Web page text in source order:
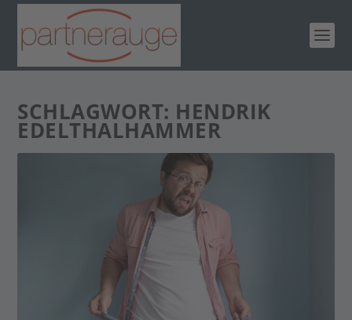
SCHLAGWORT: HENDRIK
EDELTHALHAMMER